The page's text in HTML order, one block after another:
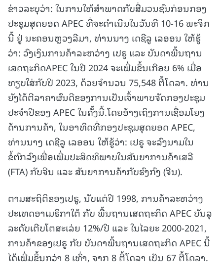
ຂ່າວລະບຸວ່າ: ໃນການໃຫ້ສຳພາດກັບສື່ມວນຊົນກ່ອນກອງ
ປະຊຸມສຸດຍອດ APEC ທີ່ຈະດຳເນີນໃນວັນທີ 10-16 ພະຈິກ
ນີ້ ຢູ່ ນະຄອນຫຼວງລີມາ, ທ່ານນາງ ເດຊີລູ ເລອອນ ໃຫ້ຮູ້
ວ່າ: ວົງເງິນການຄ້າລະຫວ່າງ ເປຣູ ແລະ ບັນດາພື້ນຖານ
ເສດຖະກິດAPEC ໃນປີ 2024 ຈະເພີ່ມຂຶ້ນເກືອບ 6% ເມື່ອ
ທຽບໃສ່ກັບປີ 2023, ດ້ວຍຈຳນວນ 75,548 ຕື້ໂດລາ. ທ່ານ
ຍັງໄດ້ຕີລາຄາຜົນດີຂອງການເປັນເຈົ້າພາບຈັດກອງປະຊຸມ
ປະຈຳປີຂອງ APEC ໃນຄັ້ງນີ້.ໂດຍອ້າງເຖິງການເຊື່ອມໂຍງ
ດ້ານການຄ້າ, ໃນອາທິດທີ່ກອງປະຊຸມສຸດຍອດ APEC,
ທ່ານນາງ ເດຊີລູ ເລອອນ ໃຫ້ຮູ້ວ່າ: ເປຣູ ຈະລົງນາມໃນ
ຂໍ້ຕົກລົງເພື່ອເພີ່ມປະສິດທິພາບໃນສັນຍາການຄ້າເສລີ
(FTA) ກັບຈີນ ແລະ ສັນຍາການຄ້າກັບຮົງກົງ (ຈີນ).
ຕາມສະຖິຕິຂອງເປຣູ, ນັບແຕ່ປີ 1998, ການຄ້າລະຫວ່າງ
ປະເທດອາເມຣິກາໃຕ້ ກັບ ພື້ນຖານເສດຖະກິດ APEC ບັນລຸ
ລະດັບເຕີບໂຕສະເລ່ຍ 12%/ປີ ແລະ ໃນໄລຍະ 2000-2021,
ການຄ້າຂອງເປຣູ ກັບ ບັນດາພື້ນຖານເສດຖະກິດ APEC ນີ້
ໄດ້ເພີ່ມຂຶ້ນກວ່າ 8 ເທົ່າ, ຈາກ 8 ຕື້ໂດລາ ເປັນ 67 ຕື້ໂດລາ.